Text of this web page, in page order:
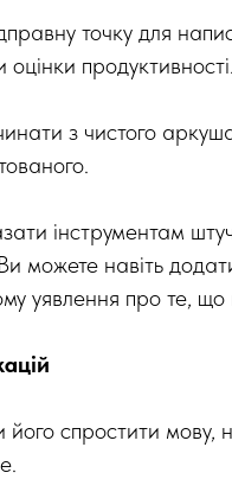
точку для
продуктивності.
з чистого
інструментам
можете навіть
уявлення про те, що
його спростити